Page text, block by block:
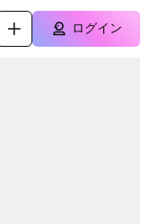
ログイン